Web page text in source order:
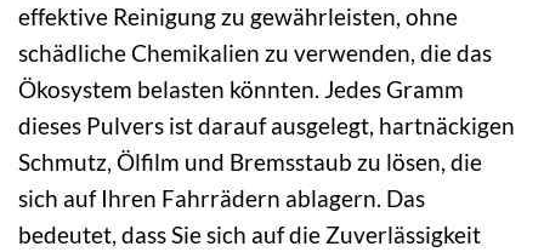
effektive Reinigung zu gewährleisten, ohne
schädliche Chemikalien zu verwenden, die das
Ökosystem belasten könnten. Jedes Gramm
dieses Pulvers ist darauf ausgelegt, hartnäckigen
Schmutz, Ölfilm und Bremsstaub zu lösen, die
sich auf Ihren Fahrrädern ablagern. Das
bedeutet, dass Sie sich auf die Zuverlässigkeit